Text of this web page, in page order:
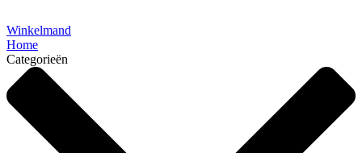
Winkelmand
Home
Categorieën